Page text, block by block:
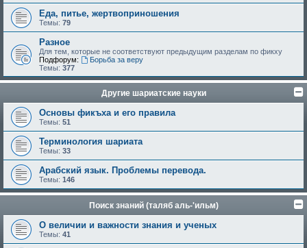
Еда, питье, жертвоприношения
Темы: 79
Разное
Для тем, которые не соответствуют предыдущим разделам по фикху
Подфорум:
Борьба за веру
Темы: 377
Другие шариатские науки
Основы фикъха и его правила
Темы: 51
Терминология шариата
Темы: 33
Арабский язык. Проблемы перевода.
Темы: 146
Поиск знаний (таляб аль-'ильм)
О величии и важности знания и ученых
Темы: 41